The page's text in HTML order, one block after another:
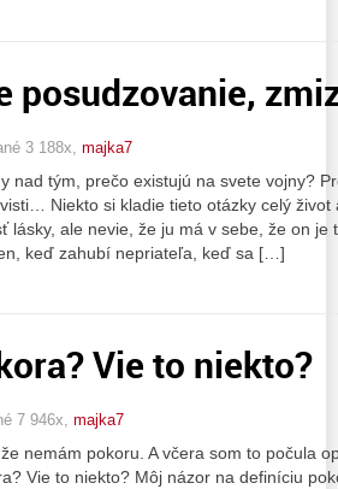
posudzovanie,
3 188x, majka7
nad tým, prečo existujú na svete vojny?
Niekto si kladie tieto otázky celý
lásky, ale nevie, že ju má v sebe, že on je
keď zahubí nepriateľa, keď sa […]
Vie to niekto?
7 946x, majka7
nemám pokoru. A včera som to počula
Vie to niekto? Môj názor na definíciu